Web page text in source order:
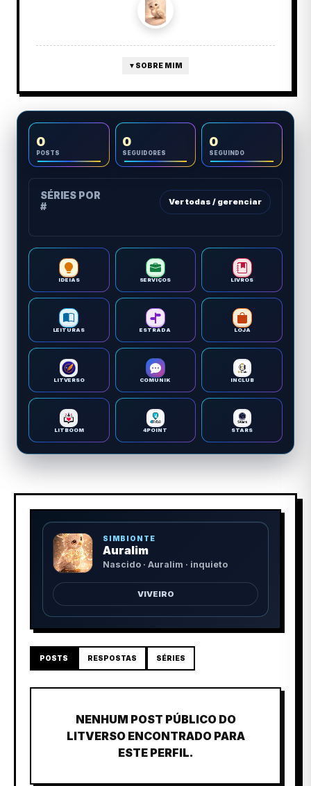
▼ SOBRE MIM
0
POSTS
0
SEGUIDORES
0
SEGUINDO
SÉRIES POR
#
Ver todas / gerenciar
IDEIAS SERVIÇOS LIVROS
LEITURAS ESTRADA LOJA
LITVERSO COMUNIK INCLUB
LITBOOM 4POINT STARS
SIMBIONTE
Auralim
Nascido · Auralim · inquieto
VIVEIRO
POSTS RESPOSTAS SÉRIES
NENHUM POST PÚBLICO DO
LITVERSO ENCONTRADO PARA
ESTE PERFIL.